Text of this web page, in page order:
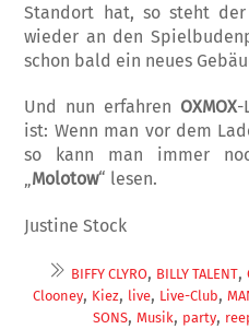
Standort hat, so steht
wieder an den
schon bald ein neues
Und nun erfahren OXMOX-
ist: Wenn man vor dem
so kann man immer
„Molotow“ lesen.
Justine Stock
BIFFY CLYRO, BILLY TALENT,
Clooney, Kiez, live, Live-Club,
SONS, Musik, party,